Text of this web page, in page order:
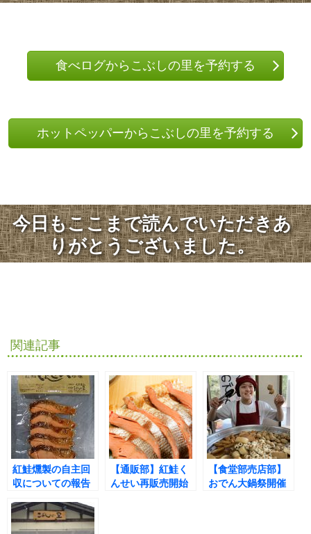
食べログからこぶしの里を予約する
ホットペッパーからこぶしの里を予約する
今日もここまで読んでいただきあ
りがとうございました。
関連記事
紅鮭燻製の自主回
収についての報告
【通販部】紅鮭く
んせい再販売開始
【食堂部売店部】
おでん大鍋祭開催